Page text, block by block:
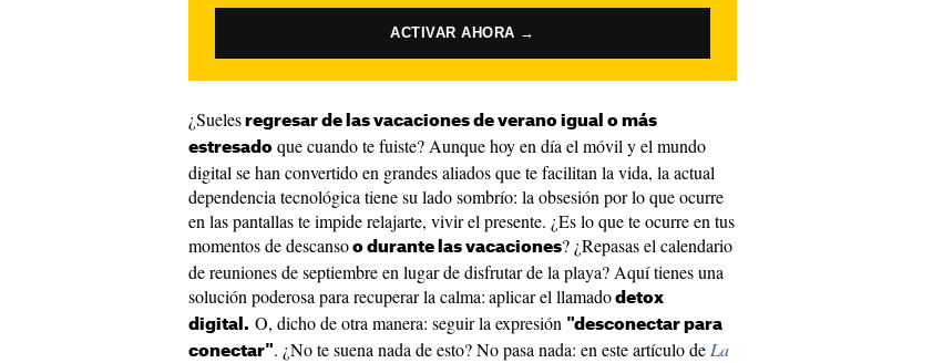
ACTIVAR AHORA →
¿Sueles regresar de las vacaciones de verano igual o más
estresado que cuando te fuiste? Aunque hoy en día el móvil y el mundo
digital se han convertido en grandes aliados que te facilitan la vida, la actual
dependencia tecnológica tiene su lado sombrío: la obsesión por lo que ocurre
en las pantallas te impide relajarte, vivir el presente. ¿Es lo que te ocurre en tus
momentos de descanso o durante las vacaciones? ¿Repasas el calendario
de reuniones de septiembre en lugar de disfrutar de la playa? Aquí tienes una
solución poderosa para recuperar la calma:aplicar el llamado detox
digital. O, dicho de otra manera: seguir la expresión "desconectar para
conectar". ¿No te suena nada de esto? No pasa nada: en este artículo de La